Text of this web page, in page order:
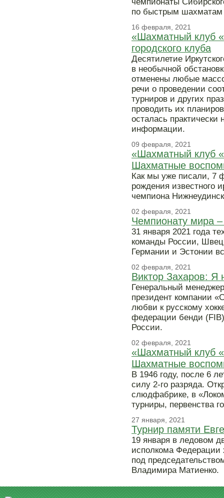
по быстрым шахматам
16 февраля, 2021
«Шахматный клуб
городского клуба
Десятилетие
в необычной
отменены любые
речи о проведении
турниров и других
проводить их
осталась
информации.
09 февраля, 2021
«Шахматный клуб
Шахматные
Как мы уже писали, 7
рождения известного
чемпиона
02 февраля, 2021
Чемпионату мира
31 января 2021 года
команды России,
Германии и Эстонии
02 февраля, 2021
Виктор Захаров: Я
Генеральный
президент компании
любви к русскому
федерации бенди
России.
02 февраля, 2021
«Шахматный клуб
Шахматные
В 1946 году, после 6
силу 2-го разряда.
слюдфабрике, в
турниры, первенства
27 января, 2021
Турнир памяти
19 января в ледовом
исполкома Федерации
под
Владимира Матиенко.